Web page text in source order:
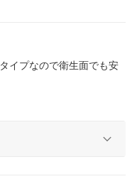
イプなので衛生面でも安